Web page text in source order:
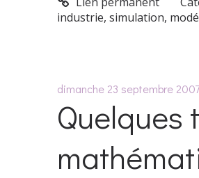
industrie, simulation,
dimanche 23 septembre 2007
Quelques